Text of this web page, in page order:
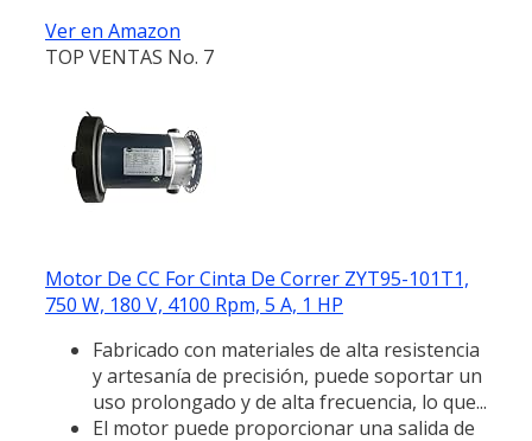
Ver en Amazon
TOP VENTAS No. 7
Motor De CC For Cinta De Correr ZYT95-101T1,
750 W, 180 V, 4100 Rpm, 5 A, 1 HP
Fabricado con materiales de alta resistencia
y artesanía de precisión, puede soportar un
uso prolongado y de alta frecuencia, lo que...
El motor puede proporcionar una salida de